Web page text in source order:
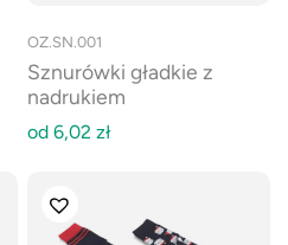
OZ.SN.001
Sznurówki gładkie z
nadrukiem
od 6,02 zł